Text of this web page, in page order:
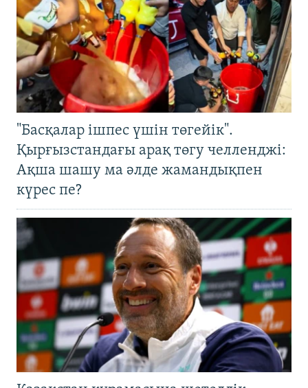
"Басқалар ішпес үшін төгейік".
Қырғызстандағы арақ төгу челленджі:
Ақша шашу ма әлде жамандықпен
күрес пе?